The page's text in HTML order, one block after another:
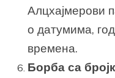
Алцхајмерови
о датумима,
времена.
Борба са